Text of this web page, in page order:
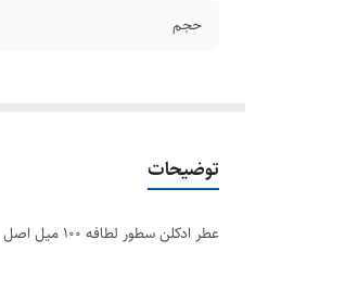
حجم
توضیحات
عطر ادکلن سطور لطافه ۱۰۰ میل اصل